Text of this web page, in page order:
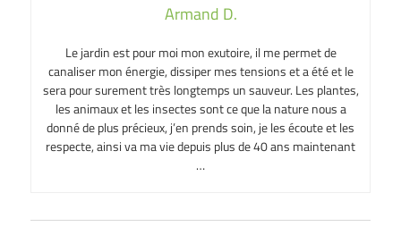
Armand D.
Le jardin est pour moi mon exutoire, il me permet de
canaliser mon énergie, dissiper mes tensions et a été et le
sera pour surement très longtemps un sauveur. Les plantes,
les animaux et les insectes sont ce que la nature nous a
donné de plus précieux, j’en prends soin, je les écoute et les
respecte, ainsi va ma vie depuis plus de 40 ans maintenant
…